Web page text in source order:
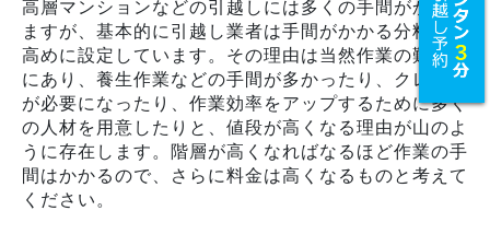
高層マンションなどの引越しには多くの手間がかかり
ますが、基本的に引越し業者は手間がかかる分料金を
高めに設定しています。その理由は当然作業の難しさ
にあり、養生作業などの手間が多かったり、クレーン
が必要になったり、作業効率をアップするために多く
の人材を用意したりと、値段が高くなる理由が山のよ
うに存在します。階層が高くなればなるほど作業の手
間はかかるので、さらに料金は高くなるものと考えて
ください。